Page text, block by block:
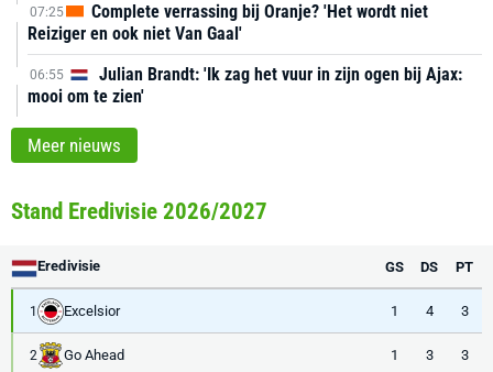
07:25
Complete verrassing bij Oranje? 'Het wordt niet
Reiziger en ook niet Van Gaal'
06:55
Julian Brandt: 'Ik zag het vuur in zijn ogen bij Ajax:
mooi om te zien'
Meer nieuws
Stand Eredivisie 2026/2027
Eredivisie GS DS PT
1 Excelsior 1 4 3
2 Go Ahead 1 3 3